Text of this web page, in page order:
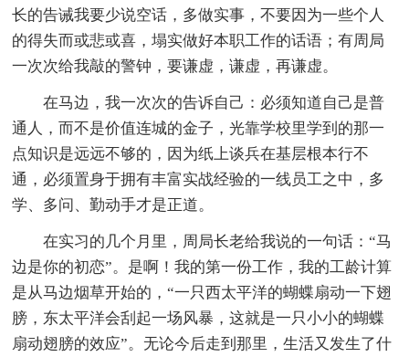
长的告诫我要少说空话，多做实事，不要因为一些个人
的得失而或悲或喜，塌实做好本职工作的话语；有周局
一次次给我敲的警钟，要谦虚，谦虚，再谦虚。
在马边，我一次次的告诉自己：必须知道自己是普
通人，而不是价值连城的金子，光靠学校里学到的那一
点知识是远远不够的，因为纸上谈兵在基层根本行不
通，必须置身于拥有丰富实战经验的一线员工之中，多
学、多问、勤动手才是正道。
在实习的几个月里，周局长老给我说的一句话：“马
边是你的初恋”。是啊！我的第一份工作，我的工龄计算
是从马边烟草开始的，“一只西太平洋的蝴蝶扇动一下翅
膀，东太平洋会刮起一场风暴，这就是一只小小的蝴蝶
扇动翅膀的效应”。无论今后走到那里，生活又发生了什